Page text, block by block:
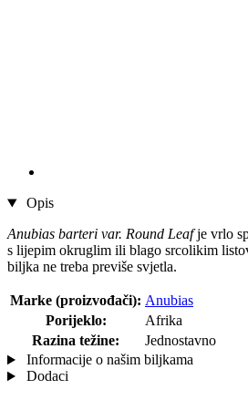
Opis
Anubias barteri var. Round Leafje vrlo
s lijepim okruglim ili blago srcolikim
biljka ne treba previše svjetla.
Marke (proizvođači): Anubias
Porijeklo:
Afrika
Razina težine:
Jednostavno
Informacije o našim biljkama
Dodaci